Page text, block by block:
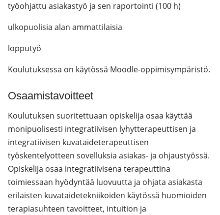
työohjattu asiakastyö ja sen raportointi (100 h)
ulkopuolisia alan ammattilaisia
lopputyö
Koulutuksessa on käytössä Moodle-oppimisympäristö.
Osaamistavoitteet
Koulutuksen suoritettuaan opiskelija osaa käyttää
monipuolisesti integratiivisen lyhytterapeuttisen ja
integratiivisen kuvataideterapeuttisen
työskentelyotteen sovelluksia asiakas- ja ohjaustyössä.
Opiskelija osaa integratiivisena terapeuttina
toimiessaan hyödyntää luovuutta ja ohjata asiakasta
erilaisten kuvataidetekniikoiden käytössä huomioiden
terapiasuhteen tavoitteet, intuition ja